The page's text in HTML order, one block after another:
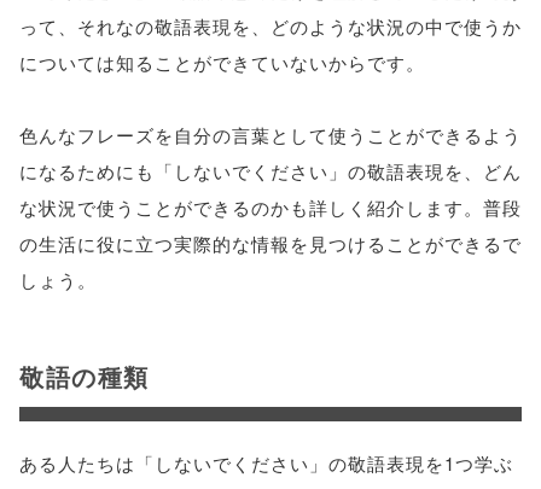
って、それなの敬語表現を、どのような状況の中で使うか
については知ることができていないからです。
色んなフレーズを自分の言葉として使うことができるよう
になるためにも「しないでください」の敬語表現を、どん
な状況で使うことができるのかも詳しく紹介します。普段
の生活に役に立つ実際的な情報を見つけることができるで
しょう。
敬語の種類
ある人たちは「しないでください」の敬語表現を1つ学ぶ